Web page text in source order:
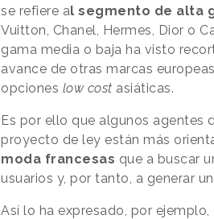
se refiere al segmento de alta
Vuitton, Chanel, Hermes, Dior o
gama media o baja ha visto
avance de otras marcas
opciones low cost asiáticas.
Es por ello que algunos agentes
proyecto de ley están más
moda francesas que a buscar
usuarios y, por tanto, a generar
Así lo ha expresado, por